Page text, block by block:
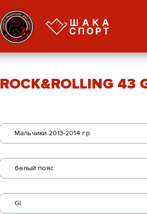
ROCK&ROLLING 43
Мальчики 2013-2014 г.р.
белый пояс
GI